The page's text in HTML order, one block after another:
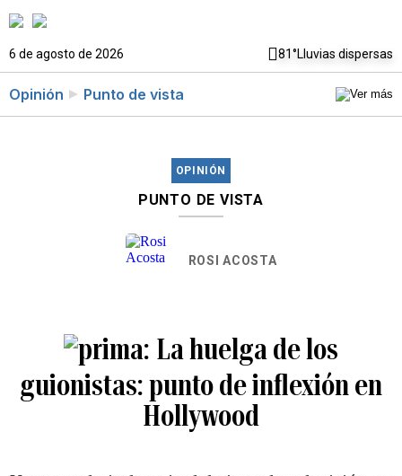
6 de agosto de 2026 81°Lluvias dispersas
Opinión Punto de vista
OPINIÓN
PUNTO DE VISTA
ROSI ACOSTA
La huelga de los
guionistas: punto de inflexión en
Hollywood